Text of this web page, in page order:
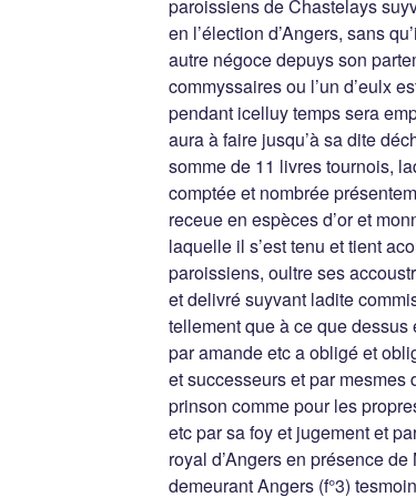
paroissiens de Chastelays
en l’élection d’Angers, sans
autre négoce depuys son
commyssaires ou l’un d’eulx
pendant icelluy temps sera
aura à faire jusqu’à sa dite
somme de 11 livres tournois,
comptée et nombrée
receue en espèces d’or et
laquelle il s’est tenu et tient
paroissiens, oultre ses
et delivré suyvant ladite
tellement que à ce que
par amande etc a obligé et
et successeurs et par
prinson comme pour les
etc par sa foy et jugement et
royal d’Angers en présence
demeurant Angers (f°3)